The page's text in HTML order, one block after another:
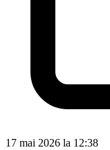
17 mai 2026 la 12:38